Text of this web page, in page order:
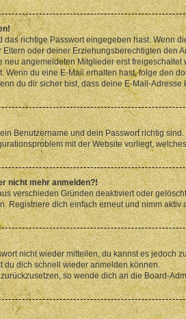
richtige Passwort eingegeben hast. Wenn
oder deiner Erziehungsberechtigten
angemeldeten Mitglieder erst
Wenn du eine E-Mail erhalten hast, folge den
du dir sicher bist, dass deine E-Mail-
Benutzername und dein Passwort richtig
mit der Website vorliegt,
nicht mehr anmelden?!
verschieden Gründen deaktiviert oder
Registriere dich einfach erneut und nimm aktiv
nicht wieder mitteilen, du kannst es jedoch
du dich schnell wieder anmelden können.
so wende dich an die Board-